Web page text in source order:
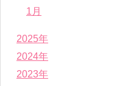
1月
2025年
2024年
2023年